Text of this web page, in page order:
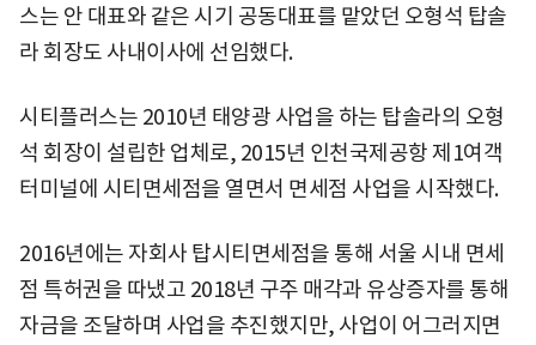
스는 안 대표와 같은 시기 공동대표를 맡았던 오형석 탑솔
라 회장도 사내이사에 선임했다.
시티플러스는 2010년 태양광 사업을 하는 탑솔라의 오형
석 회장이 설립한 업체로, 2015년 인천국제공항 제1여객
터미널에 시티면세점을 열면서 면세점 사업을 시작했다.
2016년에는 자회사 탑시티면세점을 통해 서울 시내 면세
점 특허권을 따냈고 2018년 구주 매각과 유상증자를 통해
자금을 조달하며 사업을 추진했지만, 사업이 어그러지면